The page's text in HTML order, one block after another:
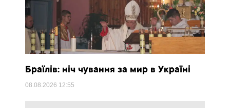
Браїлів: ніч чування за мир в Україні
08.08.2026 12:55